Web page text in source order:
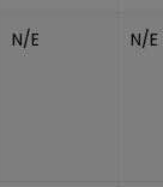
N/E N/E